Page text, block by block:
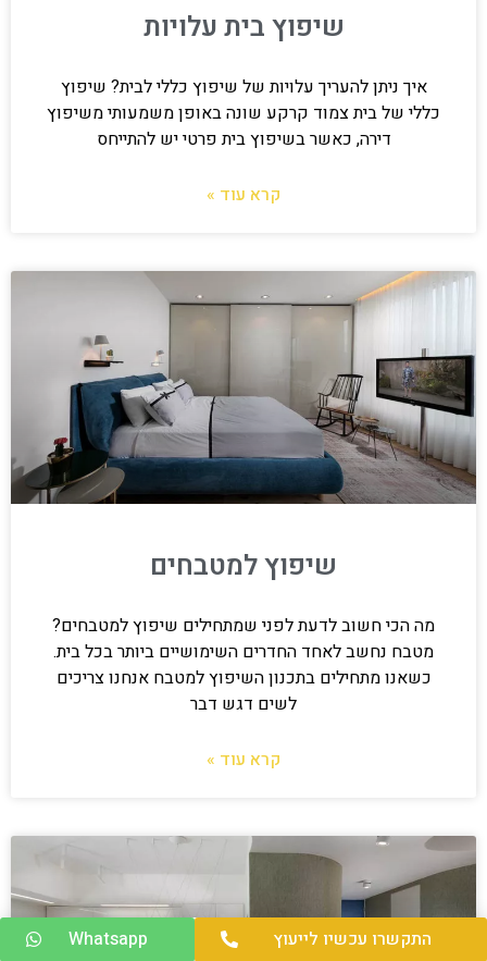
שיפוץ בית עלויות
איך ניתן להעריך עלויות של שיפוץ כללי לבית? שיפוץ
כללי של בית צמוד קרקע שונה באופן משמעותי משיפוץ
דירה, כאשר בשיפוץ בית פרטי יש להתייחס
קרא עוד »
שיפוץ למטבחים
מה הכי חשוב לדעת לפני שמתחילים שיפוץ למטבחים?
מטבח נחשב לאחד החדרים השימושיים ביותר בכל בית.
כשאנו מתחילים בתכנון השיפוץ למטבח אנחנו צריכים
לשים דגש דבר
קרא עוד »
התקשרו עכשיו לייעוץ Whatsapp